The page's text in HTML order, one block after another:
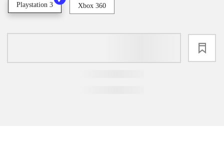
Playstation 3 Xbox 360